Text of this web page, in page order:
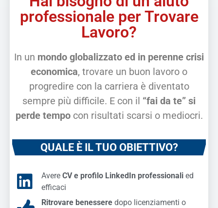
professionale per Trovare
Lavoro?
In un mondo globalizzato ed in perenne crisi
economica, trovare un buon lavoro o
progredire con la carriera è diventato
sempre più difficile. E con il “fai da te” si
perde tempocon risultati scarsi o mediocri.
QUALE È IL TUO OBIETTIVO?
Avere CV e profilo LinkedIn professionali ed
efficaci
Ritrovare benessere dopo licenziamenti o